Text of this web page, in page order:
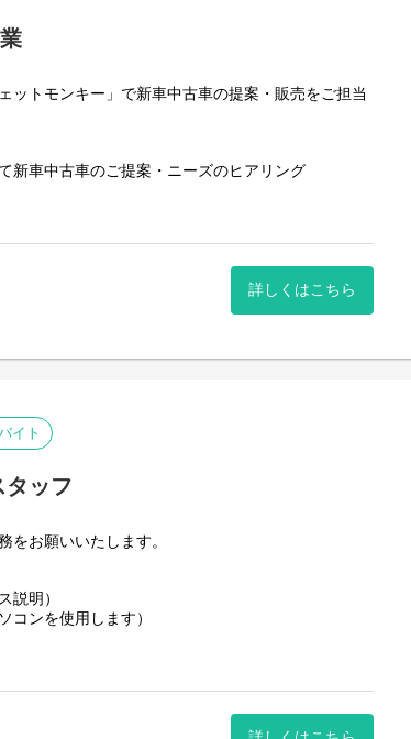
顔が見られることもモチベーションアップの源で
クター・店舗運営職 ■■■
イリハ」「ジョイリハプラス」にて、
ート・計画書作成など、店舗運営に携わります。
喜び」をご利用者様と一緒に分かち合えます。
した後、店舗の管理にも携わります。
常におもしろいです。
ルフ」の、
タッフ、価格や在庫管理などの店舗運営に携わりま
タンドで、お客様が安心してご利用頂く事ができる
スキルを付けることができる仕事です。
ットモンキー」で新車中古車の提案・販売をご担当
新車中古車のご提案・ニーズのヒアリング
び込み営業などはございません。
ながら、簡単な業務、基礎知識から覚えていきま
環境です。
詳しくはこちら
イト
ッフ
をお願いいたします。
説明）
コンを使用します）